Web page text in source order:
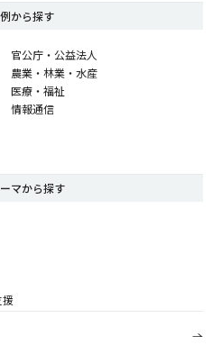
から探す
官公庁・公益法人
農業・林業・水産
医療・福祉
情報通信
マから探す
援